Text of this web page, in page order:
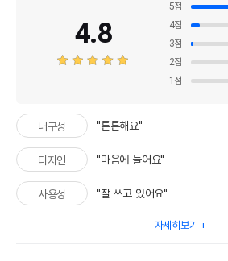
4.8
5점
4점
3점
2점
1 점
내구성 "튼튼해요"
디자인 "마음에 들어요"
사용성 "잘 쓰고 있어요"
자세히보기